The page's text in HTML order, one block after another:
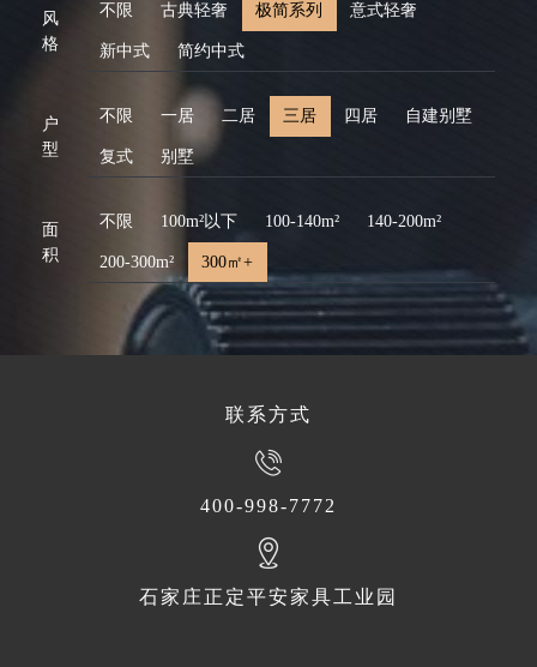
风
格
不限 古典轻奢 极简系列 意式轻奢
新中式 简约中式
户
型
不限 一居 二居 三居 四居 自建别墅
复式 别墅
面
积
不限 100m²以下 100-140m² 140-200m²
200-300m² 300㎡+
联系方式
400-998-7772
石家庄正定平安家具工业园